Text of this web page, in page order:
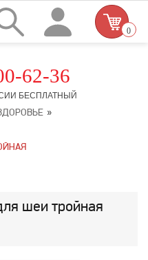
62-36
БЕСПЛАТНЫЙ
0
»
шеи тройная